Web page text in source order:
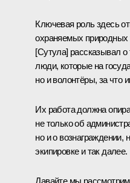
Ключевая роль здесь
охраняемых природных
[Сутула] рассказывал
люди, которые на
но и волонтёры, за что
Их работа должна
не только об
но и о вознаграждении,
экипировке и так далее.
Давайте мы